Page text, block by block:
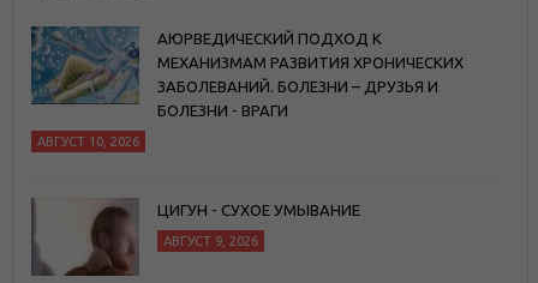
АЮРВЕДИЧЕСКИЙ ПОДХОД К
МЕХАНИЗМАМ РАЗВИТИЯ ХРОНИЧЕСКИХ
ЗАБОЛЕВАНИЙ. БОЛЕЗНИ – ДРУЗЬЯ И
БОЛЕЗНИ - ВРАГИ
АВГУСТ 10, 2026
ЦИГУН - СУХОЕ УМЫВАНИЕ
АВГУСТ 9, 2026